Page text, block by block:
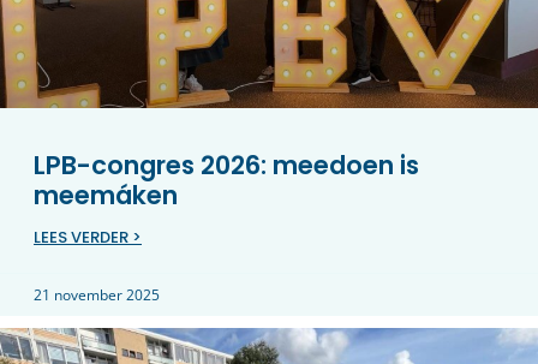
LPB-congres 2026: meedoen is
meemáken
LEES VERDER >
21 november 2025